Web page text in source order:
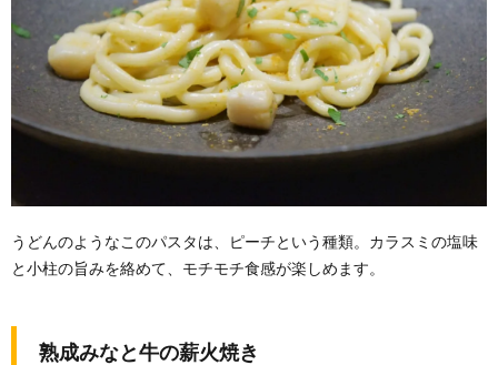
うどんのようなこのパスタは、ピーチという種類。カラスミの塩味
と小柱の旨みを絡めて、モチモチ食感が楽しめます。
熟成みなと牛の薪火焼き